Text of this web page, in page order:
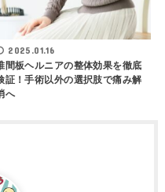
2025.01.16
間板ヘルニアの整体効果を徹底
証！手術以外の選択肢で痛み解
へ